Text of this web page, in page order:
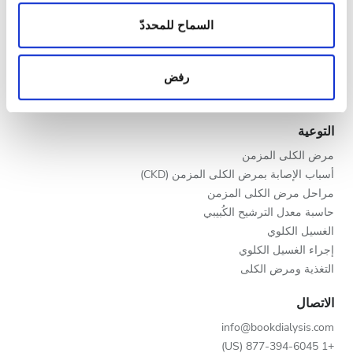
الزيارات الواردة إلينا. إضافةً إلى ذلك، فنحن نشارك
المعلومات حول استخدامك لموقعنا مع شركائنا من الشبكات
الاجتماعية وشركاء الإعلانات وتحليل البيانات الذين يمكنهم
إضافة هذه المعلومات إلى معلومات أخرى تقدمها لهم أو
معلومات أخرى يحصلون عليها من استخدامك لخدماتهم.
السماح للمحددّ
رفض
المساء
التقييم
جيد
جيد جدًا
ممتاز
مقدمو خدمات الرعاية الصحية
سجّل عيادتك
شركاء
التوعية
مرض الكلى المزمن
أسباب الإصابة بمرض الكلى المزمن (CKD)
مراحل مرض الكلى المزمن
حاسبة معدل الترشيح الكُبيبي
الغسيل الكلوي
إجراء الغسيل الكلوي
التغذية ومرض الكلى
الاتصال
info@bookdialysis.com
+1 877-394-6045 (US)